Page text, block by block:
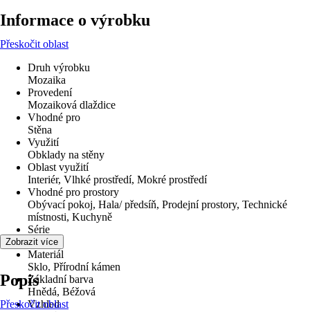
Informace o výrobku
Přeskočit oblast
Druh výrobku
Mozaika
Provedení
Mozaiková dlaždice
Vhodné pro
Stěna
Využití
Obklady na stěny
Oblast využití
Interiér, Vlhké prostředí, Mokré prostředí
Vhodné pro prostory
Obývací pokoj, Hala/ předsíň, Prodejní prostory, Technické
místnosti, Kuchyně
Série
-
Materiál
Sklo, Přírodní kámen
Základní barva
Hnědá, Béžová
Vzhled
Zobrazit více
Popis
Přeskočit oblast